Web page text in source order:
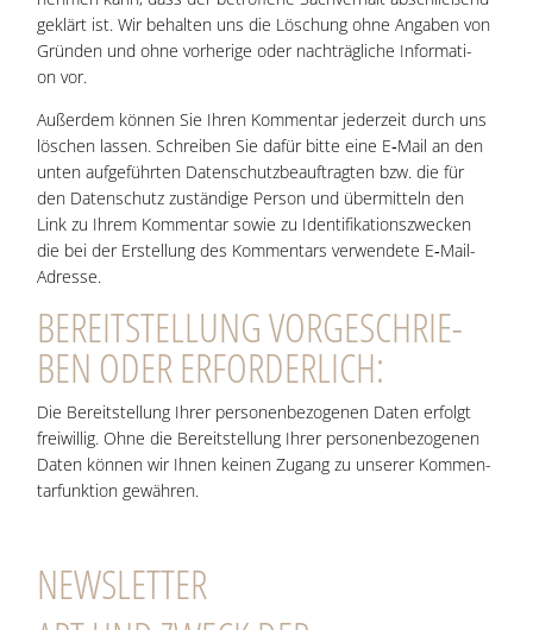
geklärt ist. Wir behal­ten uns die Löschung ohne Anga­ben von
Grün­den und ohne vor­he­ri­ge oder nach­träg­li­che Infor­ma­ti­
on vor.
Außer­dem kön­nen Sie Ihren Kom­men­tar jeder­zeit durch uns
löschen las­sen. Schrei­ben Sie dafür bit­te eine E‑Mail an den
unten auf­ge­führ­ten Daten­schutz­be­auf­trag­ten bzw. die für
den Daten­schutz zustän­di­ge Per­son und über­mit­teln den
Link zu Ihrem Kom­men­tar sowie zu Iden­ti­fi­ka­ti­ons­zwe­cken
die bei der Erstel­lung des Kom­men­tars ver­wen­de­te E‑Mail-
Adres­se.
BEREIT­STEL­LUNG VOR­GE­SCHRIE­
BEN ODER ERFORDERLICH:
Die Bereit­stel­lung Ihrer per­so­nen­be­zo­ge­nen Daten erfolgt
frei­wil­lig. Ohne die Bereit­stel­lung Ihrer per­so­nen­be­zo­ge­nen
Daten kön­nen wir Ihnen kei­nen Zugang zu unse­rer Kom­men­
tar­funk­ti­on gewähren.
NEWS­LET­TER